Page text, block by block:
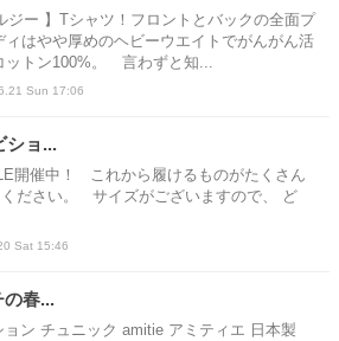
ジー 】Tシャツ！フロントとバックの全面プ
ィはやや厚めのヘビーウエイトでがんがん活
ットン100%。 言わずと知...
Sun 17:06
ョ...
開催中！ これから履けるものがたくさん
ださい。 サイズがございますので、 ど
Sat 15:46
の春...
ン チュニック amitie アミティエ 日本製